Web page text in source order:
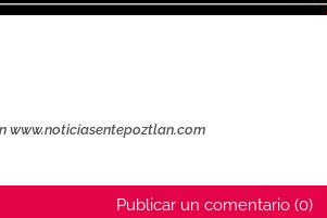
www.noticiasentepoztlan.com
Publicar un comentario (0)